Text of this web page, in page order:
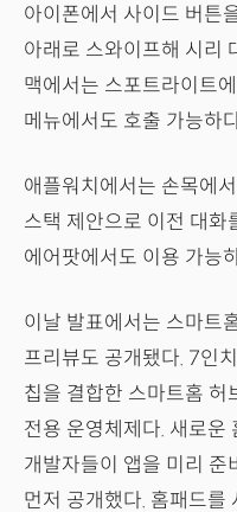
아이폰에서 사이드 버튼
아래로 스와이프해 시리
맥에서는 스포트라이트
메뉴에서도 호출 가능하
애플워치에서는 손목에
스택 제안으로 이전 대화
에어팟에서도 이용 가능
이날 발표에서는 스마트
프리뷰도 공개됐다. 7인
칩을 결합한 스마트홈 허
전용 운영체제다. 새로운
개발자들이 앱을 미리 준
먼저 공개했다. 홈패드를